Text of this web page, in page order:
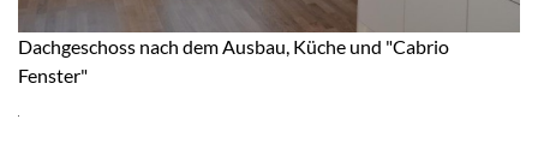
Dachgeschoss nach dem Ausbau, Küche und "Cabrio
Fenster"